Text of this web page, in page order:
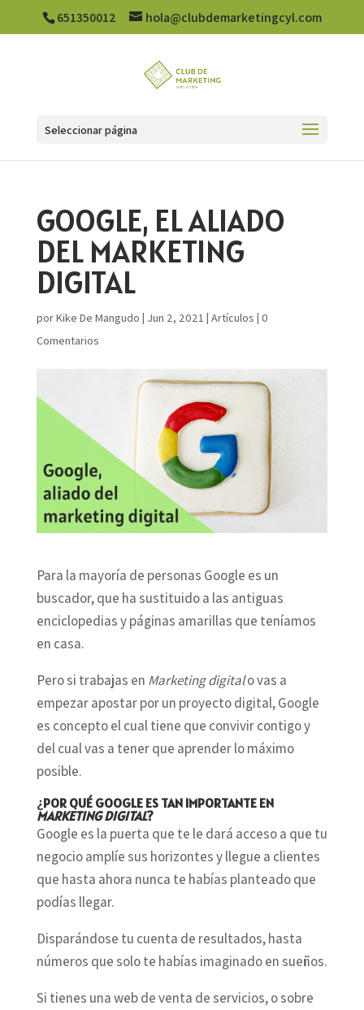
651350012 hola@clubdemarketingcyl.com
Seleccionar página
GOOGLE, EL ALIADO
DEL MARKETING
DIGITAL
porKike De Mangudo | Jun 2, 2021 | Artículos | 0
Comentarios
Para la mayoría de personas Google es un
buscador, que ha sustituido a las antiguas
enciclopedias y páginas amarillas que teníamos
en casa.
Pero si trabajas en Marketing digitalo vas a
empezar apostar por un proyecto digital, Google
es concepto el cual tiene que convivir contigo y
del cual vas a tener que aprender lo máximo
posible.
¿POR QUÉ GOOGLE ES TAN IMPORTANTE EN
MARKETING DIGITAL?
Google es la puerta que te le dará acceso a que tu
negocio amplíe sus horizontes y llegue a clientes
que hasta ahora nunca te habías planteado que
podías llegar.
Disparándose tu cuenta de resultados, hasta
números que solo te habías imaginado en sueños.
Si tienes una web de venta de servicios, o sobre